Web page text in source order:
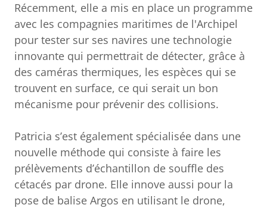
Récemment, elle a mis en place un programme
avec les compagnies maritimes de l'Archipel
pour tester sur ses navires une technologie
innovante qui permettrait de détecter, grâce à
des caméras thermiques, les espèces qui se
trouvent en surface, ce qui serait un bon
mécanisme pour prévenir des collisions.
Patricia s’est également spécialisée dans une
nouvelle méthode qui consiste à faire les
prélèvements d’échantillon de souffle des
cétacés par drone. Elle innove aussi pour la
pose de balise Argos en utilisant le drone,